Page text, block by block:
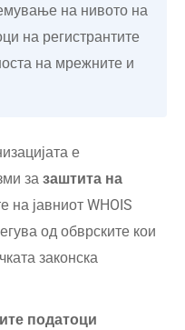
на нивото на
на регистрантите
на мрежните и
е
за заштита на
на јавниот WHOIS
од обврските кои
законска
податоци